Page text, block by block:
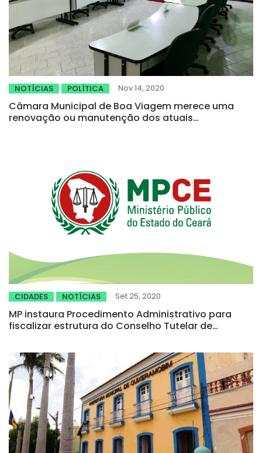
NOTÍCIAS POLÍTICA Nov 14, 2020
Câmara Municipal de Boa Viagem merece uma
renovação ou manutenção dos atuais
CIDADES NOTÍCIAS Set 25, 2020
MP instaura Procedimento Administrativo para
fiscalizar estrutura do Conselho Tutelar de